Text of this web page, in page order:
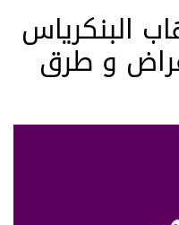
البنكرياس
و طرق